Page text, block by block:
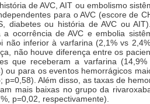
de AVC, AIT ou embolismo
para o AVC (escore de
diabetes ou história de AVC ou
ocorrência de AVC e embolia
não inferior à varfarina (2,1% vs
não houve diferença entre os
que receberam a varfarina
ou para os eventos hemorrágicos
p=0,58). Além disso, as taxas de
mais baixas no grupo da
p=0,02, respectivamente).